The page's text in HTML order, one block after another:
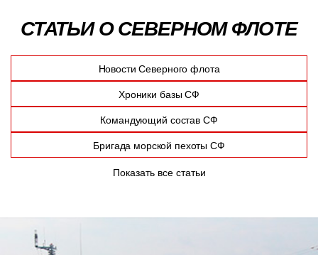
СТАТЬИ О СЕВЕРНОМ ФЛОТЕ
Новости Северного флота
Хроники базы СФ
Командующий состав СФ
Бригада морской пехоты СФ
Показать все статьи